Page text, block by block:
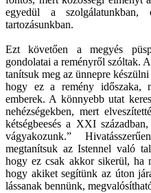
egyedül a szolgálatunkban,
tartozásunkban.
Ezt követően a megyés
gondolatai a reményről szóltak.
tanítsuk meg az ünnepre
hogy ez a remény időszaka,
emberek. A könnyebb utat
nehézségekben, mert
kétségbeesés a XXI
vágyakozunk.”
megtanítsuk az Istennel való
hogy ez csak akkor sikerül, ha
hogy akiket segítünk az úton
lássanak bennünk,